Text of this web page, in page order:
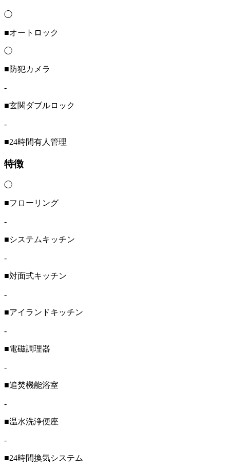
◯
■オートロック
◯
■防犯カメラ
-
■玄関ダブルロック
-
■24時間有人管理
特徴
◯
■フローリング
-
■システムキッチン
-
■対面式キッチン
-
■アイランドキッチン
-
■電磁調理器
-
■追焚機能浴室
-
■温水洗浄便座
-
■24時間換気システム